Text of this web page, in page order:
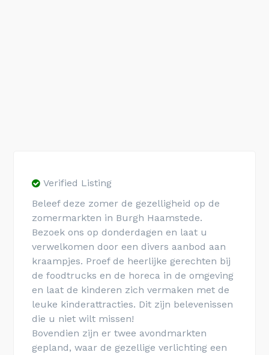
Verified Listing
Beleef deze zomer de gezelligheid op de
zomermarkten in Burgh Haamstede.
Bezoek ons op donderdagen en laat u
verwelkomen door een divers aanbod aan
kraampjes. Proef de heerlijke gerechten bij
de foodtrucks en de horeca in de omgeving
en laat de kinderen zich vermaken met de
leuke kinderattracties. Dit zijn belevenissen
die u niet wilt missen!
Bovendien zijn er twee avondmarkten
gepland, waar de gezellige verlichting een